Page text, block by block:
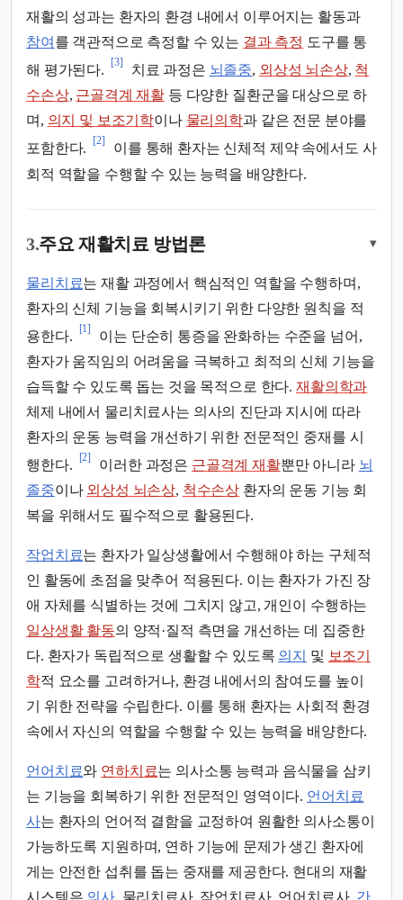
재활의 성과는 환자의 환경 내에서 이루어지는 활동과
참여 를 객관적으로 측정할 수 있는 결과 측정 도구를 통
해 평가된다.
[3]
치료 과정은 뇌졸중, 외상성 뇌손상, 척
수손상, 근골격계 재활 등 다양한 질환군을 대상으로 하
며, 의지 및 보조기학이나 물리의학과 같은 전문 분야를
포함한다.
[2]
이를 통해 환자는 신체적 제약 속에서도 사
회적 역할을 수행할 수 있는 능력을 배양한다.
3.주요 재활치료 방법론 ▾
물리치료는 재활 과정에서 핵심적인 역할을 수행하며,
환자의 신체 기능을 회복시키기 위한 다양한 원칙을 적
용한다.
[1]
이는 단순히 통증을 완화하는 수준을 넘어,
환자가 움직임의 어려움을 극복하고 최적의 신체 기능을
습득할 수 있도록 돕는 것을 목적으로 한다. 재활의학과
체제 내에서 물리치료사는 의사의 진단과 지시에 따라
환자의 운동 능력을 개선하기 위한 전문적인 중재를 시
행한다.
[2]
이러한 과정은 근골격계 재활뿐만 아니라 뇌
졸중이나 외상성 뇌손상, 척수손상 환자의 운동 기능 회
복을 위해서도 필수적으로 활용된다.
작업치료는 환자가 일상생활에서 수행해야 하는 구체적
인 활동에 초점을 맞추어 적용된다. 이는 환자가 가진 장
애 자체를 식별하는 것에 그치지 않고, 개인이 수행하는
일상생활 활동의 양적·질적 측면을 개선하는 데 집중한
다. 환자가 독립적으로 생활할 수 있도록 의지 및 보조기
학적 요소를 고려하거나, 환경 내에서의 참여도를 높이
기 위한 전략을 수립한다. 이를 통해 환자는 사회적 환경
속에서 자신의 역할을 수행할 수 있는 능력을 배양한다.
언어치료와 연하치료는 의사소통 능력과 음식물을 삼키
는 기능을 회복하기 위한 전문적인 영역이다. 언어치료
사는 환자의 언어적 결함을 교정하여 원활한 의사소통이
가능하도록 지원하며, 연하 기능에 문제가 생긴 환자에
게는 안전한 섭취를 돕는 중재를 제공한다. 현대의 재활